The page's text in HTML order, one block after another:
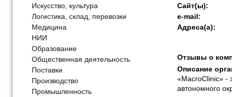
Искусство, культура
Логистика, склад, перевозки
Медицина
НИИ
Образование
Общественная деятельность
Поставки
Производство
Промышленность
Сайт(ы):
e-mail:
Адреса(а):
Отзывы о
Описание
«MacroClinic» -
автономного